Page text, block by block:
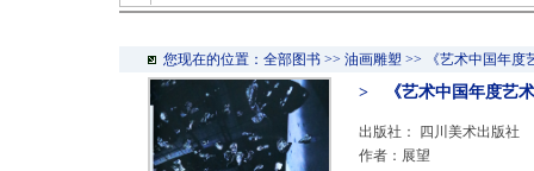
您现在的位置：全部图书 >> 油画雕塑 >> 《艺术中国年度
> 《艺术中国年度艺
出版社：
四川美术出版社
作者：展望